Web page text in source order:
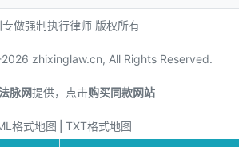
做强制执行律师 版权所有
2026 zhixinglaw.cn, All Rights Reserved.
脉网提供，点击购买同款网站
格式地图 TXT格式地图